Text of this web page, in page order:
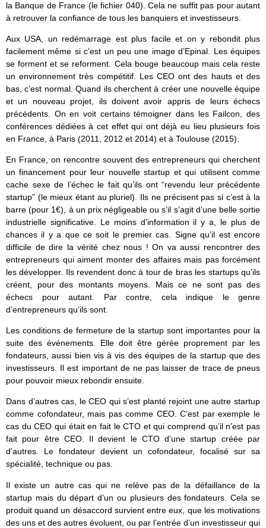
la Banque de France (le fichier 040). Cela ne suffit pas pour autant
à retrouver la confiance de tous les banquiers et investisseurs.
Aux USA, un redémarrage est plus facile et on y rebondit plus
facilement même si c’est un peu une image d’Epinal. Les équipes
se forment et se reforment. Cela bouge beaucoup mais cela reste
un environnement très compétitif. Les CEO ont des hauts et des
bas, c’est normal. Quand ils cherchent à créer une nouvelle équipe
et un nouveau projet, ils doivent avoir appris de leurs échecs
précédents. On en voit certains témoigner dans les Failcon, des
conférences dédiées à cet effet qui ont déjà eu lieu plusieurs fois
en France, à Paris (2011, 2012 et 2014) et à Toulouse (2015).
En France, on rencontre souvent des entrepreneurs qui cherchent
un financement pour leur nouvelle startup et qui utilisent comme
cache sexe de l’échec le fait qu’ils ont “revendu leur précédente
startup” (le mieux étant au pluriel). Ils ne précisent pas si c’est à la
barre (pour 1€), à un prix négligeable ou s’il s’agit d’une belle sortie
industrielle significative. Le moins d’information il y a, le plus de
chances il y a que ce soit le premier cas. Signe qu’il est encore
difficile de dire la vérité chez nous ! On va aussi rencontrer des
entrepreneurs qui aiment monter des affaires mais pas forcément
les développer. Ils revendent donc à tour de bras les startups qu’ils
créent, pour des montants moyens. Mais ce ne sont pas des
échecs pour autant. Par contre, cela indique le genre
d’entrepreneurs qu’ils sont.
Les conditions de fermeture de la startup sont importantes pour la
suite des événements. Elle doit être gérée proprement par les
fondateurs, aussi bien vis à vis des équipes de la startup que des
investisseurs. Il est important de ne pas laisser de trace de pneus
pour pouvoir mieux rebondir ensuite.
Dans d’autres cas, le CEO qui s’est planté rejoint une autre startup
comme cofondateur, mais pas comme CEO. C’est par exemple le
cas du CEO qui était en fait le CTO et qui comprend qu’il n’est pas
fait pour être CEO. Il devient le CTO d’une startup créée par
d’autres. Le fondateur devient un cofondateur, focalisé sur sa
spécialité, technique ou pas.
Il existe un autre cas qui ne relève pas de la défaillance de la
startup mais du départ d’un ou plusieurs des fondateurs. Cela se
produit quand un désaccord survient entre eux, que les motivations
des uns et des autres évoluent, ou par l’entrée d’un investisseur qui